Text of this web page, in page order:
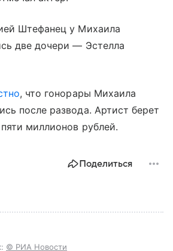
Штефанец у Михаила
две дочери — Эстелла
, что гонорары Михаила
после развода. Артист берет
миллионов рублей.
Поделиться
© РИА Новости